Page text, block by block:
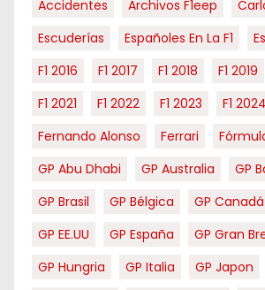
Accidentes Archivos F1eep
Escuderías
Españoles En La F1
F1 2016
F1 2017 F1 2018 F1 2019
F1 2021
F1 2022 F1 2023 F1 2024
Fernando Alonso
Ferrari
GP Abu Dhabi
GP Australia
GP
GP Brasil
GP Bélgica GP Canadá
GP EE.UU
GP España
GP Gran
GP Hungria
GP Italia GP Japon